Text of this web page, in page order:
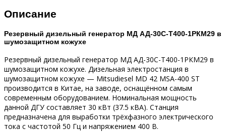
Описание
Резервный дизельный генератор МД АД-30С-Т400-1РКМ29 в
шумозащитном кожухе
Резервный дизельный генератор МД АД-30С-Т400-1РКМ29 в
шумозащитном кожухе. Дизельная электростанция в
шумозащитном кожухе — Mitsudiesel MD 42 MSA-400 ST
производится в Китае, на заводе, оснащённом самым
современным оборудованием. Номинальная мощность
данной ДГУ составляет 30 кВт (37.5 кВА). Станция
предназначена для выработки трёхфазного электрического
тока с частотой 50 Гц и напряжением 400 В.